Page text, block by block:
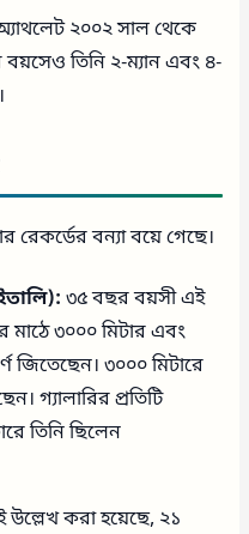
২০০২ সাল থেকে
তিনি ২-ম্যান এবং ৪-
রেকর্ডের বন্যা বয়ে গেছে।
৩৫ বছর বয়সী এই
মাঠে ৩০০০ মিটার এবং
জিতেছেন। ৩০০০ মিটারে
গ্যালারির প্রতিটি
তিনি ছিলেন
করা হয়েছে, ২১